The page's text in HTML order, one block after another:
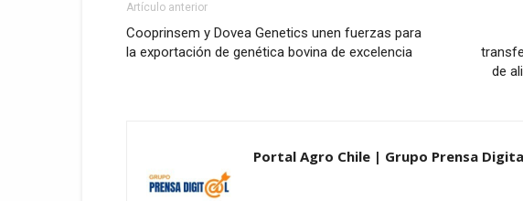
Artículo anterior
Cooprinsem y Dovea Genetics unen fuerzas para
la exportación de genética bovina de excelencia
de
Portal Agro Chile | Grupo Prensa